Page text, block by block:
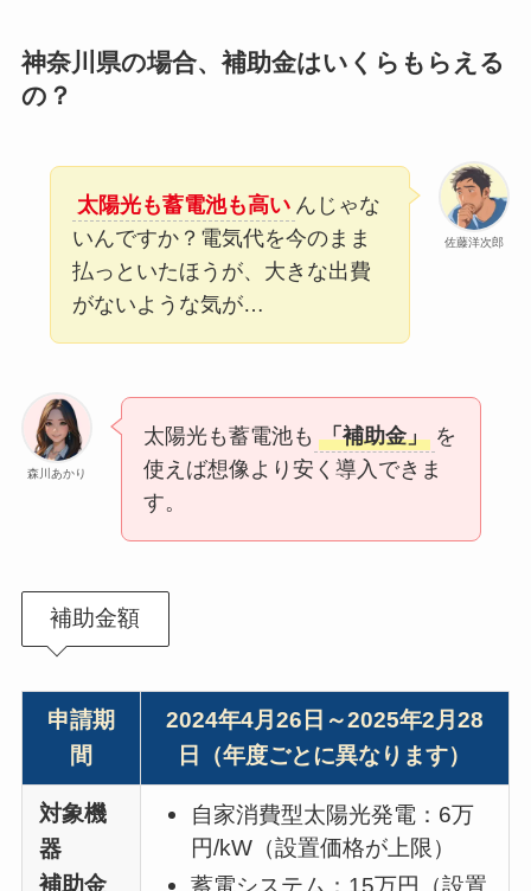
神奈川県の場合、補助金はいくらもらえる
の？
佐藤洋次郎
太陽光も蓄電池も高い んじゃな
いんですか？電気代を今のまま
払っといたほうが、大きな出費
がないような気が…
森川あかり
太陽光も蓄電池も 「補助金」 を
使えば想像より安く導入できま
す。
補助金額
申請期
間
2024年4月26日～2025年2月28
日（年度ごとに異なります）
対象機
器
補助金
自家消費型太陽光発電：6万
円/kW（設置価格が上限）
蓄電システム：15万円（設置